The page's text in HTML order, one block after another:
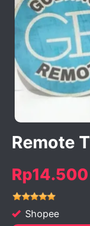
Remote
Rp14.500
Shopee